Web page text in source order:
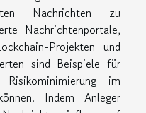
Nachrichten zu
Nachrichtenportale,
Projekten und
sind Beispiele für
im
Indem Anleger